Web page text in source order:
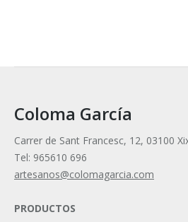
Coloma García
Carrer de Sant Francesc, 12, 03100
Tel: 965610 696
artesanos@colomagarcia.com
PRODUCTOS